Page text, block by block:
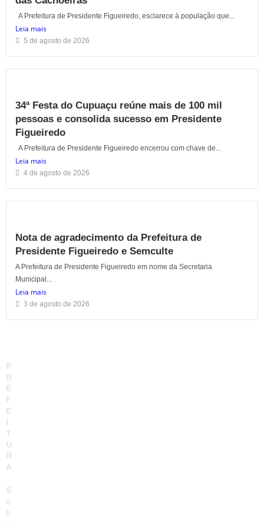
A Prefeitura de Presidente Figueiredo, esclarece à população que...
Leia mais
5 de agosto de 2026
34ª Festa do Cupuaçu reúne mais de 100 mil
pessoas e consolida sucesso em Presidente
Figueiredo
A Prefeitura de Presidente Figueiredo encerrou com chave de...
Leia mais
4 de agosto de 2026
Nota de agradecimento da Prefeitura de
Presidente Figueiredo e Semculte
A Prefeitura de Presidente Figueiredo em nome da Secretaria
Municipal...
Leia mais
3 de agosto de 2026
P
R
E
F
E
I
T
U
R
A
S
o
b